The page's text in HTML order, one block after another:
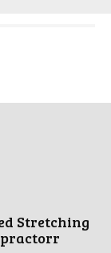
Stretching